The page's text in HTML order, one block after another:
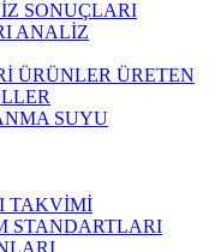
SONUÇLARI
ANALİZ
ÜRÜNLER ÜRETEN
SUYU
TAKVİMİ
STANDARTLARI